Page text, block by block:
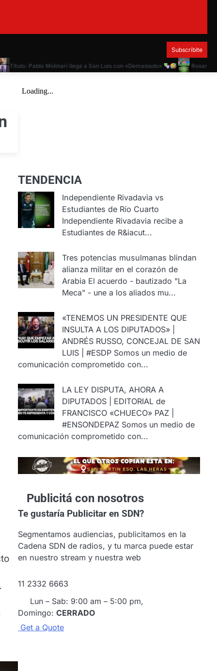
Subscribite
Pablo Molinari llega a San Luis con «Demasiado» Rosario
TENDENCIA
Independiente Rivadavia vs
Estudiantes de Río Cuarto
Independiente Rivadavia recibe a
Estudiantes de R&iacut...
Tres potencias musulmanas blindan
alianza militar en el corazón de
Arabia El acuerdo - bautizado "La
Meca" - une a los aliados mu...
«TENEMOS UN PRESIDENTE QUE
INSULTA A LOS DIPUTADOS» |
ANDRÉS RUSSO, CONCEJAL DE SAN
LUIS | #ESDP Somos un medio de
comunicación comprometido con...
LA LEY DISPUTA, AHORA A
DIPUTADOS | EDITORIAL de
FRANCISCO «CHUECO» PAZ |
#ENSONDEPAZ Somos un medio de
comunicación comprometido con...
Publicitá con nosotros
Te gustaríaPublicitar en SDN?
Segmentamos audiencias, publicitamos en la
Cadena SDN de radios, y tu marca puede estar
en nuestro stream y nuestra web
11 2332 6663
Lun – Sab: 9:00 am – 5:00 pm,
Domingo: CERRADO
Get a Quote